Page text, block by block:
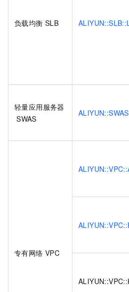
负载均衡 SLB
轻量应用服务器
SWAS
专有网络 VPC